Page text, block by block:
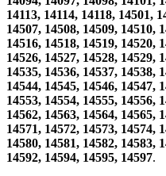
14113, 14114, 14118, 14501,
14507, 14508, 14509, 14510,
14516, 14518, 14519, 14520,
14526, 14527, 14528, 14529,
14535, 14536, 14537, 14538,
14544, 14545, 14546, 14547,
14553, 14554, 14555, 14556,
14562, 14563, 14564, 14565,
14571, 14572, 14573, 14574,
14580, 14581, 14582, 14583,
14592, 14594, 14595, 14597.